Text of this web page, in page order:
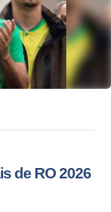
de RO 2026